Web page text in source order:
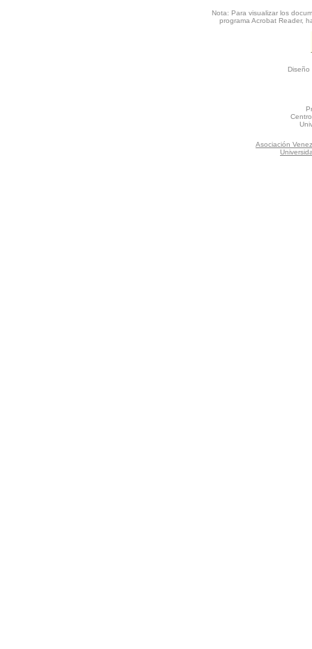
Nota: Para visualizar los
programa Acrobat Reader,
Diseño
Asociación